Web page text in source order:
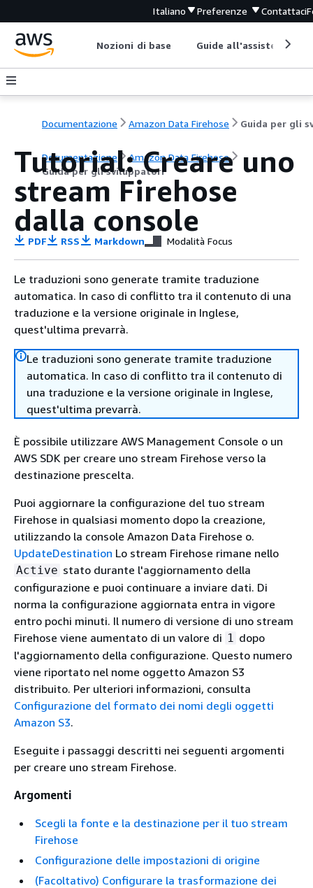
Italiano Preferenze Contattaci
Nozioni di base Guide all'assistenza
Documentazione Amazon Data Firehose
Documentazione
Amazon Data Firehose
Guida per gli sviluppatori
Tutorial: Creare uno
stream Firehose
dalla console
PDF RSS Markdown Modalità Focus
Le traduzioni sono generate tramite traduzione
automatica. In caso di conflitto tra il contenuto di una
traduzione e la versione originale in Inglese,
quest'ultima prevarrà.
Le traduzioni sono generate tramite traduzione
automatica. In caso di conflitto tra il contenuto di
una traduzione e la versione originale in Inglese,
quest'ultima prevarrà.
È possibile utilizzare AWS Management Console o un
AWS SDK per creare uno stream Firehose verso la
destinazione prescelta.
Puoi aggiornare la configurazione del tuo stream
Firehose in qualsiasi momento dopo la creazione,
utilizzando la console Amazon Data Firehose o.
UpdateDestination Lo stream Firehose rimane nello
Active stato durante l'aggiornamento della
configurazione e puoi continuare a inviare dati. Di
norma la configurazione aggiornata entra in vigore
entro pochi minuti. Il numero di versione di uno stream
Firehose viene aumentato di un valore di 1 dopo
l'aggiornamento della configurazione. Questo numero
viene riportato nel nome oggetto Amazon S3
distribuito. Per ulteriori informazioni, consulta
Configurazione del formato dei nomi degli oggetti
Amazon S3.
Eseguite i passaggi descritti nei seguenti argomenti
per creare uno stream Firehose.
Argomenti
Scegli la fonte e la destinazione per il tuo stream
Firehose
Configurazione delle impostazioni di origine
(Facoltativo) Configurare la trasformazione dei